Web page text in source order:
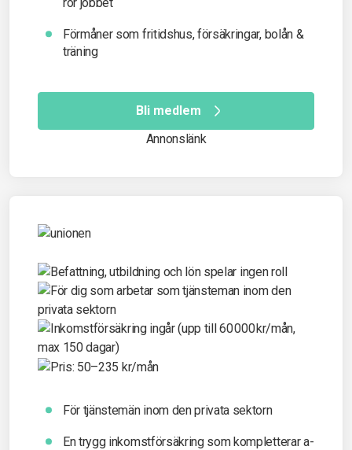
Förmåner som fritidshus, försäkringar, bolån &
träning
Bli medlem
Annonslänk
För tjänstemän inom den privata sektorn
En trygg inkomst­försäkring som kompletterar a-